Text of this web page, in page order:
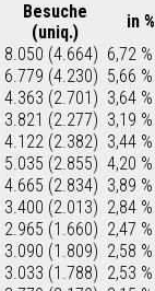
Besuche
(uniq.)
in %
8.050 (4.664) 6,72 %
6.779 (4.230) 5,66 %
4.363 (2.701) 3,64 %
3.821 (2.277) 3,19 %
4.122 (2.382) 3,44 %
5.035 (2.855) 4,20 %
4.665 (2.834) 3,89 %
3.400 (2.013) 2,84 %
2.965 (1.660) 2,47 %
3.090 (1.809) 2,58 %
3.033 (1.788) 2,53 %